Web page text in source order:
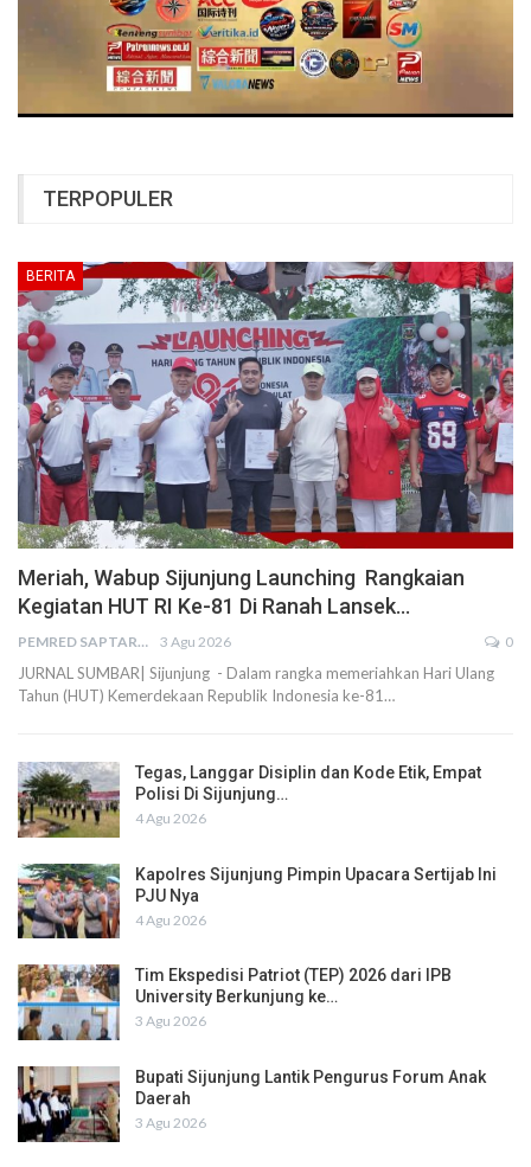
TERPOPULER
BERITA
Meriah, Wabup Sijunjung Launching Rangkaian
Kegiatan HUT RI Ke-81 Di Ranah Lansek…
PEMRED SAPTARIUS 3 Agu 2026 0
JURNAL SUMBAR| Sijunjung - Dalam rangka memeriahkan Hari Ulang
Tahun (HUT) Kemerdekaan Republik Indonesia ke-81…
Tegas, Langgar Disiplin dan Kode Etik, Empat
Polisi Di Sijunjung…
4 Agu 2026
Kapolres Sijunjung Pimpin Upacara Sertijab Ini
PJU Nya
4 Agu 2026
Tim Ekspedisi Patriot (TEP) 2026 dari IPB
University Berkunjung ke…
3 Agu 2026
Bupati Sijunjung Lantik Pengurus Forum Anak
Daerah
3 Agu 2026